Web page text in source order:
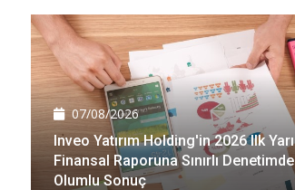
07/08/2026
Inveo Yatırım Holding'in 2026 Ilk Yarı
Finansal Raporuna Sınırlı Denetimde
Olumlu Sonuç